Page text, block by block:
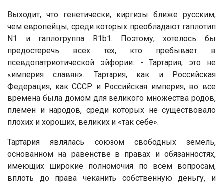
Выходит, что генетически, киргизы ближе русским,
чем европейцы, среди которых преобладают гаплотип
N1 и гаплогруппа R1b1. Поэтому, хотелось бы
предостеречь всех тех, кто пребывает в
псевдопатриотической эйфории: - Тартария, это не
«империя славян». Тартария, как и Российская
Федерация, как СССР и Российская империя, во все
времена была домом для великого множества родов,
племён и народов, среди которых не существовало
плохих и хороших, великих и «так себе».
Тартария являлась союзом свободных земель,
основанном на равенстве в правах и обязанностях,
имеющих широкие полномочия по всем вопросам,
вплоть до права чеканить собственную деньгу, и